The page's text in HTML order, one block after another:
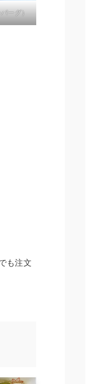
ーグ）
も注文